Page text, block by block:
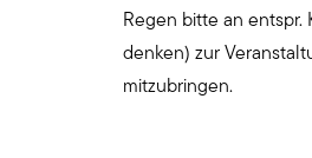
Regen bitte an entspr.
denken) zur
mitzubringen.